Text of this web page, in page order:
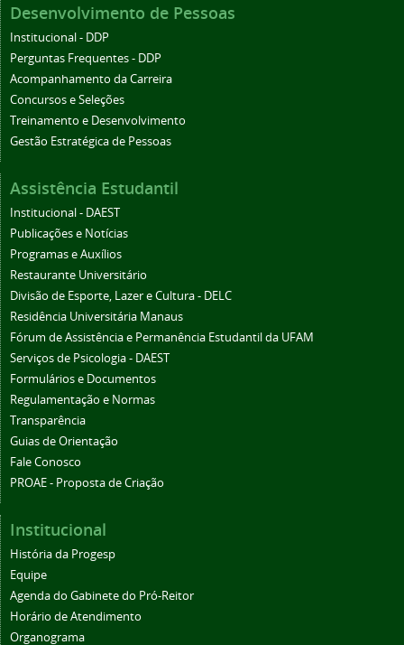
Desenvolvimento de Pessoas
Institucional - DDP
Perguntas Frequentes - DDP
Acompanhamento da Carreira
Concursos e Seleções
Treinamento e Desenvolvimento
Gestão Estratégica de Pessoas
Assistência Estudantil
Institucional - DAEST
Publicações e Notícias
Programas e Auxílios
Restaurante Universitário
Divisão de Esporte, Lazer e Cultura - DELC
Residência Universitária Manaus
Fórum de Assistência e Permanência Estudantil da UFAM
Serviços de Psicologia - DAEST
Formulários e Documentos
Regulamentação e Normas
Transparência
Guias de Orientação
Fale Conosco
PROAE - Proposta de Criação
Institucional
História da Progesp
Equipe
Agenda do Gabinete do Pró-Reitor
Horário de Atendimento
Organograma